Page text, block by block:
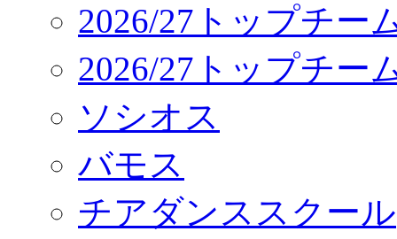
2026/27トップチー
2026/27トップチー
ソシオス
バモス
チアダンススクール